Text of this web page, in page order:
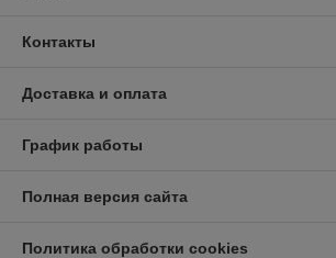
Контакты
Доставка и оплата
График работы
Полная версия сайта
Политика обработки cookies